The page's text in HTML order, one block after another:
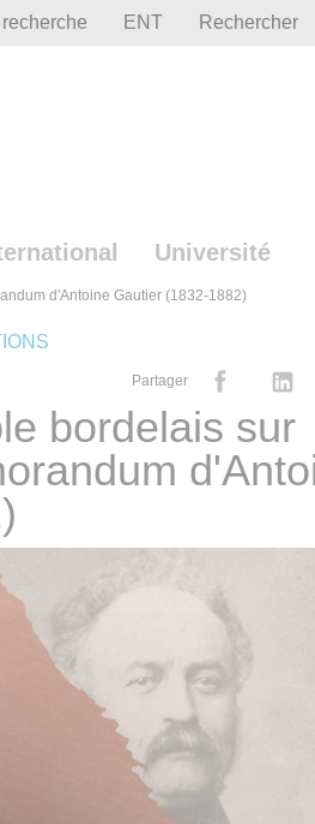
ENT Rechercher
Université
d'Antoine Gautier (1832-1882)
Partager
bordelais sur